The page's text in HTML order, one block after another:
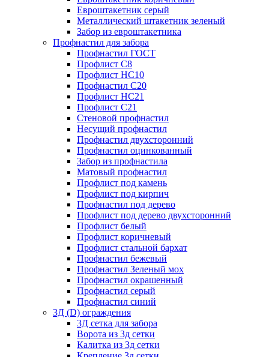
Евроштакетник серый
Металлический штакетник зеленый
Забор из евроштакетника
Профнастил для забора
Профнастил ГОСТ
Профлист С8
Профлист НС10
Профнастил С20
Профлист НС21
Профлист С21
Стеновой профнастил
Несущий профнастил
Профнастил двухсторонний
Профнастил оцинкованный
Забор из профнастила
Матовый профнастил
Профлист под камень
Профлист под кирпич
Профнастил под дерево
Профлист под дерево двухсторонний
Профлист белый
Профлист коричневый
Профлист стальной бархат
Профнастил бежевый
Профнастил Зеленый мох
Профнастил окрашенный
Профнастил серый
Профнастил синий
3Д (D) ограждения
3Д сетка для забора
Ворота из 3д сетки
Калитка из 3д сетки